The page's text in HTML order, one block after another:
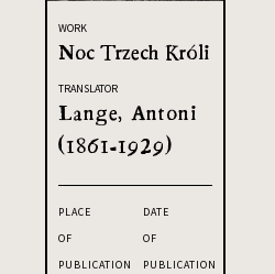
WORK
Noc Trzech Króli
TRANSLATOR
Lange, Antoni
(1861-1929)
PLACE
OF
PUBLICATION
DATE
OF
PUBLICATION